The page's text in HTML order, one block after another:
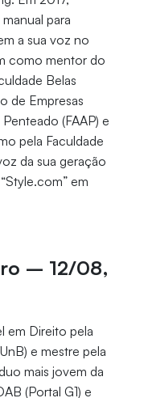
para
a sua voz no
como mentor do
Belas
de Empresas
(FAAP) e
pela Faculdade
da sua geração
em
– 12/08,
em Direito pela
e mestre pela
mais jovem da
(Portal G1) e